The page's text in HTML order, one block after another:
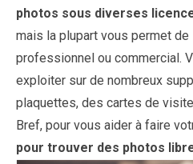
photos sous diverses
mais la plupart vous permet
professionnel ou commercial.
exploiter sur de nombreux
plaquettes, des cartes de
Bref, pour vous aider à faire
pour trouver des photos